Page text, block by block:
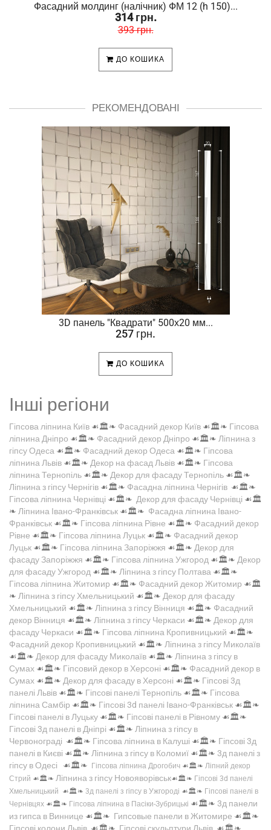
Фасадний молдинг (налічник) ФМ 12 (h 150)...
314 грн.
393 грн.
ДО КОШИКА
РЕКОМЕНДОВАНІ
3D панель "Квадрати" 500х20 мм...
257 грн.
ДО КОШИКА
Інші регіони
Гіпсова ліпнина Київ ☙🏛️❧ Фасадний декор Київ ☙🏛️❧ Гіпсова
ліпнина Дніпро ☙🏛️❧ Фасадний декор Дніпро ☙🏛️❧ Ліпнина з
гіпсу Одеса ☙🏛️❧ Фасадний декор Одеса ☙🏛️❧ Гіпсова
ліпнина Львів ☙🏛️❧ Декор на фасад Львів ☙🏛️❧ Гіпсова
ліпнина Тернопіль ☙🏛️❧ Декор для фасаду Тернопіль ☙🏛️❧
Ліпнина з гіпсу Чернігів ☙🏛️❧ Фасадна ліпнина Чернігів ☙🏛️❧
Гіпсова ліпнина Чернівці ☙🏛️❧ Декор для фасаду Чернівці ☙🏛️
❧ Ліпнина Івано-Франківськ ☙🏛️❧ Фасадна ліпнина Івано-
Франківськ ☙🏛️❧ Гіпсова ліпнина Рівне ☙🏛️❧ Фасадний декор
Рівне ☙🏛️❧ Гіпсова ліпнина Луцьк ☙🏛️❧ Фасадний декор
Луцьк ☙🏛️❧ Гіпсова ліпнина Запоріжжя ☙🏛️❧ Декор для
фасаду Запоріжжя ☙🏛️❧ Гіпсова ліпнина Ужгород ☙🏛️❧ Декор
для фасаду Ужгород ☙🏛️❧ Ліпнина з гіпсу Полтава ☙🏛️❧
Гіпсова ліпнина Житомир ☙🏛️❧ Фасадний декор Житомир ☙🏛️
❧ Ліпнина з гіпсу Хмельницький ☙🏛️❧ Декор для фасаду
Хмельницький ☙🏛️❧ Ліпнина з гіпсу Вінниця ☙🏛️❧ Фасадний
декор Вінниця ☙🏛️❧ Ліпнина з гіпсу Черкаси ☙🏛️❧ Декор для
фасаду Черкаси ☙🏛️❧ Гіпсова ліпнина Кропивницький ☙🏛️❧
Фасадний декор Кропивницький ☙🏛️❧ Ліпнина з гіпсу Миколаїв
☙🏛️❧ Декор для фасаду Миколаїв ☙🏛️❧ Ліпнина з гіпсу в
Сумах ☙🏛️❧ Гіпсовий декор в Херсоні ☙🏛️❧ Фасадний декор в
Сумах ☙🏛️❧ Декор для фасаду в Херсоні ☙🏛️❧ Гіпсові 3д
панелі Львів ☙🏛️❧ Гіпсові панелі Тернопіль ☙🏛️❧ Гіпсова
ліпнина Самбір ☙🏛️❧ Гіпсові 3d панелі Івано-Франківськ ☙🏛️❧
Гіпсові панелі в Луцьку ☙🏛️❧ Гіпсові панелі в Рівному ☙🏛️❧
Гіпсові 3д панелі в Дніпрі ☙🏛️❧ Ліпнина з гіпсу в
Червонограді ☙🏛️❧ Гіпсова ліпнина в Калуші ☙🏛️❧ Гіпсові 3д
панелі в Києві ☙🏛️❧ Ліпнина з гіпсу в Коломиї ☙🏛️❧ 3д панелі з
гіпсу в Одесі ☙🏛️❧ Гіпсова ліпнина Дрогобич ☙🏛️❧ Ліпний декор
Стрий ☙🏛️❧ Ліпнина з гіпсу Новояворівськ☙🏛️❧ Гіпсові 3d панелі
Хмельницький ☙🏛️❧ 3д панелі з гіпсу в Ужгороді ☙🏛️❧ Гіпсові панелі в
Чернівцях ☙🏛️❧ Гіпсова ліпнина в Пасіки-Зубрицькі ☙🏛️❧ 3д панели
из гипса в Виннице ☙🏛️❧ Гипсовые панели в Житомире ☙🏛️❧
Гіпсові колони Львів ☙🏛️❧ Гіпсові скульптури Львів ☙🏛️❧